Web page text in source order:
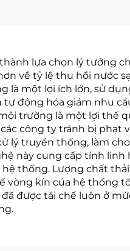
lựa chọn lý tưởng
về tỷ lệ thu hồi nước
là một lợi ích lớn, sử
động hóa giảm nhu
trường là một lợi thế
công ty tránh bị phạt
lý truyền thống, làm
này cung cấp tính
thống. Lượng chất
vòng kín của hệ thống
được tái chế luôn ở